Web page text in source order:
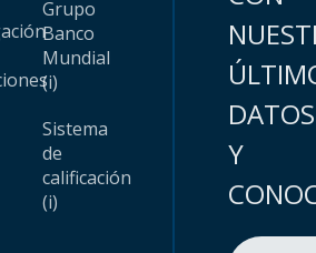
Grupo
Banco
Mundial
(i)
Sistema
de
calificación
(i)
DATOS
Y